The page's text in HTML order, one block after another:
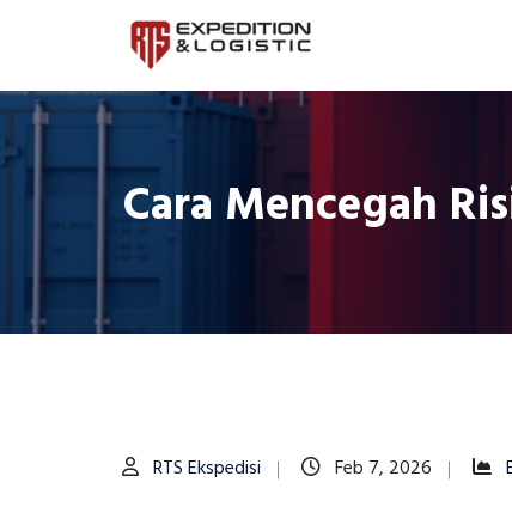
Cara Mencegah
RTS Ekspedisi Feb 7, 2026